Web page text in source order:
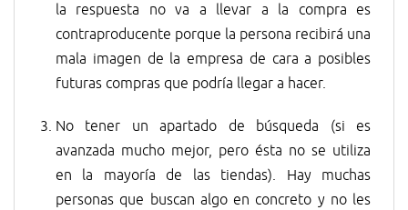
la respuesta no va a llevar a la compra es
contraproducente porque la persona recibirá una
mala imagen de la empresa de cara a posibles
futuras compras que podría llegar a hacer.
No tener un apartado de búsqueda (si es
avanzada mucho mejor, pero ésta no se utiliza
en la mayoría de las tiendas). Hay muchas
personas que buscan algo en concreto y no les